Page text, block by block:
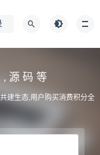
源码等
建生态,用户购买消费积分全